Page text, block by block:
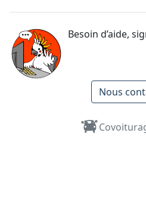
Besoin d’aide,
Nous